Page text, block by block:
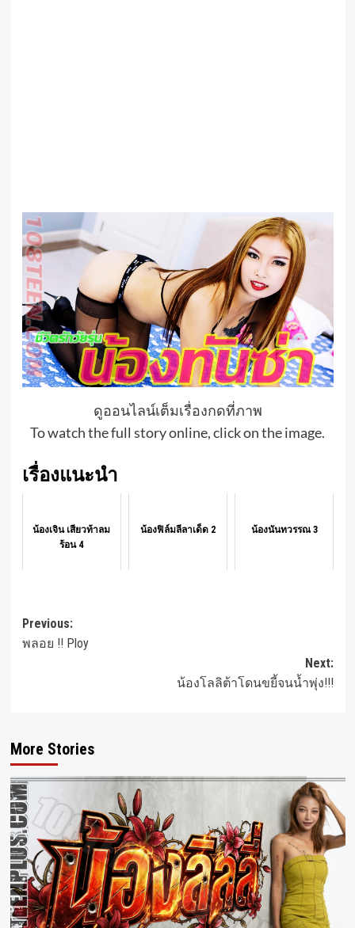
ดูออนไลน์เต็มเรื่องกดที่ภาพ
To watch the full story online, click on the image.
เรื่องแนะนำ
น้องเจิน เสียวท้าลม
ร้อน 4
น้องฟิล์มลีลาเด็ด 2 น้องนันทวรรณ 3
Post
navigation
Previous:
พลอย !! Ploy
Next:
น้องโลลิต้าโดนขยี้จนน้ำพุ่ง!!!
More Stories